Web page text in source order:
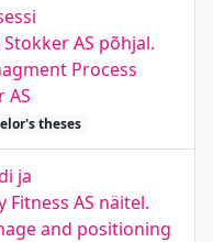
AS põhjal.
Process
AS
theses
ja
AS näitel.
and positioning